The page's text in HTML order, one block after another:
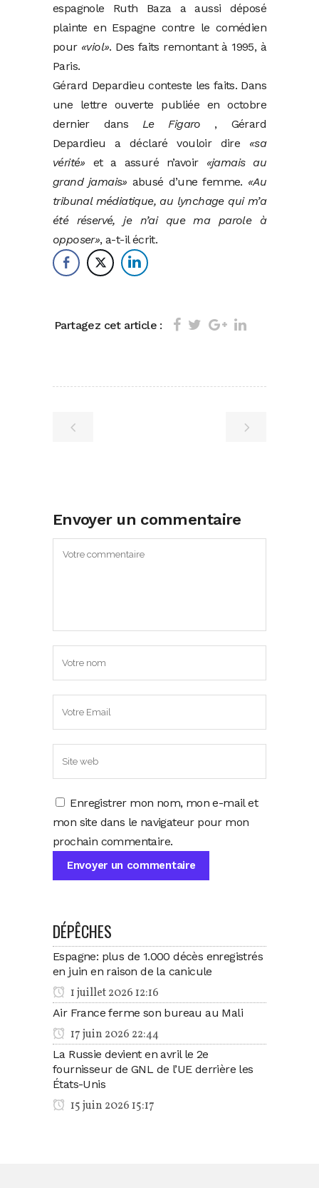
espagnole Ruth Baza a aussi déposé
plainte en Espagne contre le comédien
pour «viol». Des faits remontant à 1995, à
Paris.
Gérard Depardieu conteste les faits. Dans
une lettre ouverte publiée en octobre
dernier dans Le Figaro , Gérard
Depardieu a déclaré vouloir dire «sa
vérité» et a assuré n’avoir «jamais au
grand jamais» abusé d’une femme. «Au
tribunal médiatique, au lynchage qui m’a
été réservé, je n’ai que ma parole à
opposer», a-t-il écrit.
Partagez cet article :
Envoyer un commentaire
Enregistrer mon nom, mon e-mail et
mon site dans le navigateur pour mon
prochain commentaire.
DÉPÊCHES
Espagne: plus de 1.000 décès enregistrés
en juin en raison de la canicule
1 juillet 2026 12:16
Air France ferme son bureau au Mali
17 juin 2026 22:44
La Russie devient en avril le 2e
fournisseur de GNL de l’UE derrière les
États-Unis
15 juin 2026 15:17